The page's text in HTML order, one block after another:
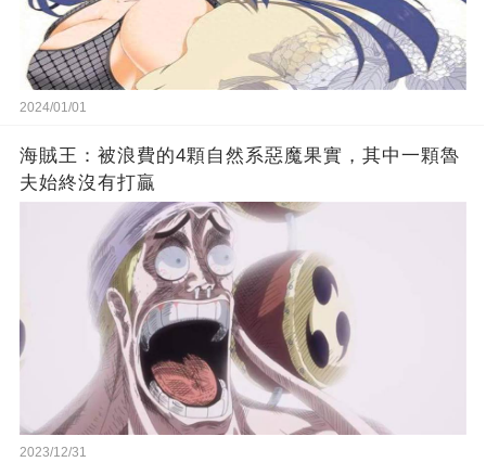
2024/01/01
海賊王：被浪費的4顆自然系惡魔果實，其中一顆魯
夫始終沒有打贏
2023/12/31